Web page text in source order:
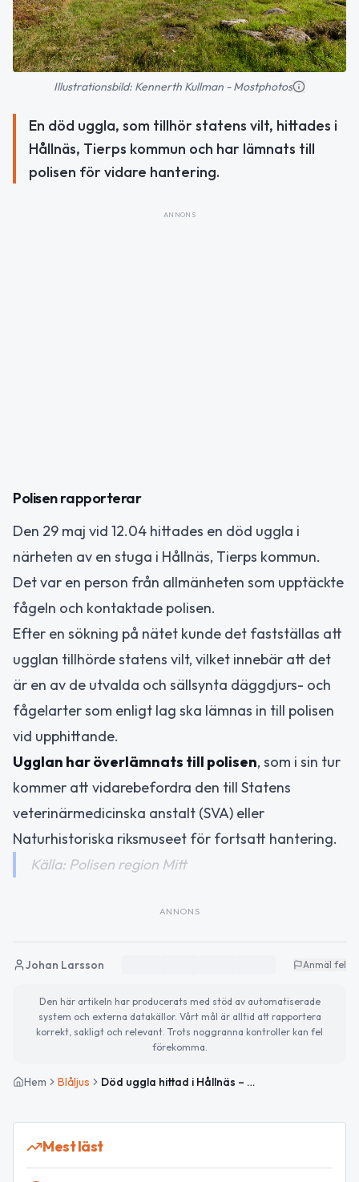
Illustrationsbild: Kennerth Kullman - Mostphotos
En död uggla, som tillhör statens vilt, hittades i
Hållnäs, Tierps kommun och har lämnats till
polisen för vidare hantering.
ANNONS
Polisen rapporterar
Den 29 maj vid 12.04 hittades en död uggla i
närheten av en stuga i Hållnäs, Tierps kommun.
Det var en person från allmänheten som upptäckte
fågeln och kontaktade polisen.
Efter en sökning på nätet kunde det fastställas att
ugglan tillhörde statens vilt, vilket innebär att det
är en av de utvalda och sällsynta däggdjurs- och
fågelarter som enligt lag ska lämnas in till polisen
vid upphittande.
Ugglan har överlämnats till polisen, som i sin tur
kommer att vidarebefordra den till Statens
veterinärmedicinska anstalt (SVA) eller
Naturhistoriska riksmuseet för fortsatt hantering.
Källa: Polisen region Mitt
ANNONS
Johan Larsson Anmäl fel
Den här artikeln har producerats med stöd av automatiserade
system och externa datakällor. Vårt mål är alltid att rapportera
korrekt, sakligt och relevant. Trots noggranna kontroller kan fel
förekomma.
Hem Blåljus Död uggla hittad i Hållnäs – överlämnad till polisen
Mest läst